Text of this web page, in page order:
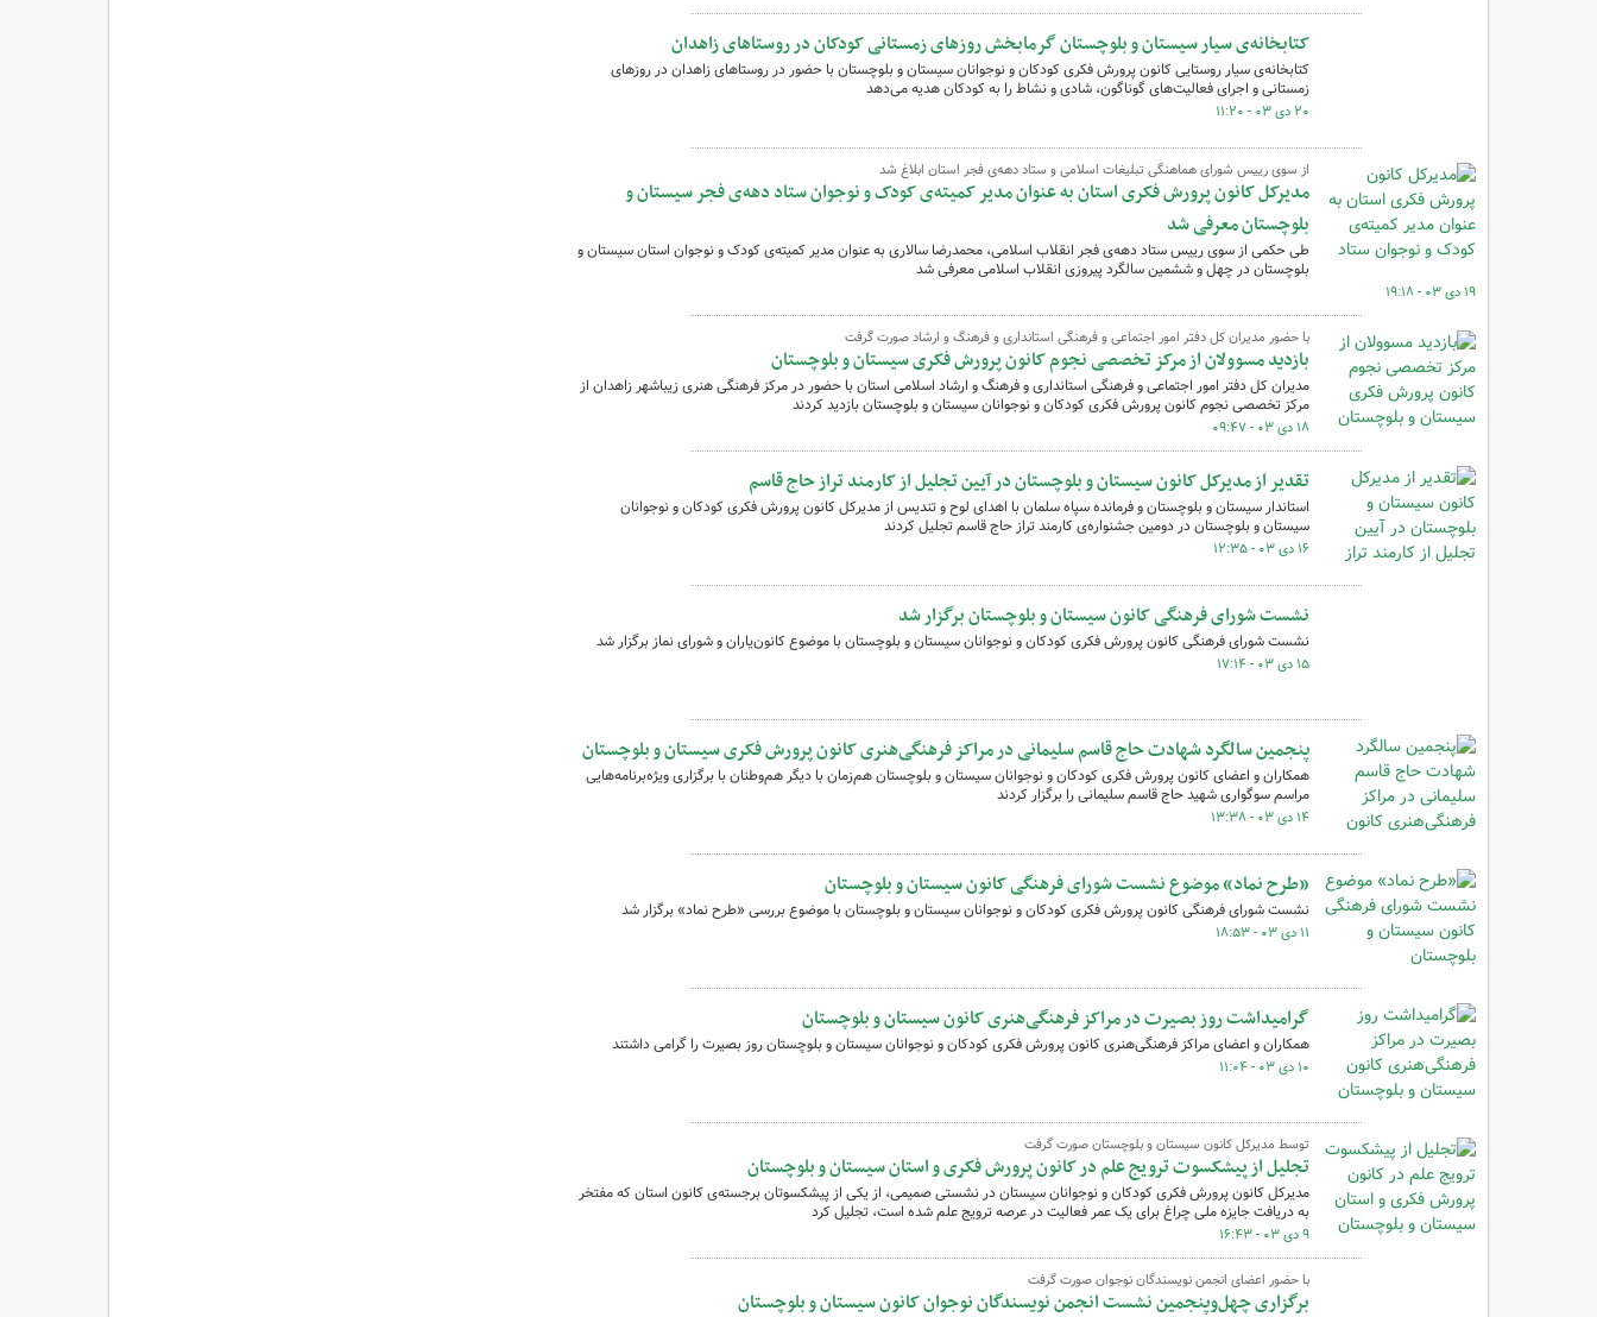
کتابخانه‌ی سیار سیستان و بلوچستان گرمابخش روزهای زمستانی کودکان در روستاهای زاهدان
کتابخانه‌ی سیار روستایی کانون پرورش فکری کودکان و نوجوانان سیستان و بلوچستان با حضور در روستاهای زاهدان در روزهای
زمستانی و اجرای فعالیت‌های گوناگون، شادی و نشاط را به کودکان هدیه می‌دهد
۲۰ دی ۰۳ - ۱۱:۲۰
از سوی رییس شورای هماهنگی تبلیغات اسلامی و ستاد دهه‌ی فجر استان ابلاغ شد
مدیرکل کانون پرورش فکری استان به عنوان مدیر کمیته‌ی کودک و نوجوان ستاد دهه‌ی فجر سیستان و
بلوچستان معرفی شد
طی حکمی از سوی رییس ستاد دهه‌ی فجر انقلاب اسلامی، محمدرضا سالاری به عنوان مدیر کمیته‌ی کودک و نوجوان استان سیستان و
بلوچستان در چهل و ششمین سالگرد پیروزی انقلاب اسلامی معرفی شد
۱۹ دی ۰۳ - ۱۹:۱۸
با حضور مدیران کل دفتر امور اجتماعی و فرهنگی استانداری و فرهنگ و ارشاد صورت گرفت
بازدید مسوولان از مرکز تخصصی نجوم کانون پرورش فکری سیستان و بلوچستان
مدیران کل دفتر امور اجتماعی و فرهنگی استانداری و فرهنگ و ارشاد اسلامی استان با حضور در مرکز فرهنگی هنری زیباشهر زاهدان از
مرکز تخصصی نجوم کانون پرورش فکری کودکان و نوجوانان سیستان و بلوچستان بازدید کردند
۱۸ دی ۰۳ - ۰۹:۴۷
تقدیر از مدیرکل کانون سیستان و بلوچستان در آیین تجلیل از کارمند تراز حاج قاسم
استاندار سیستان و بلوچستان و فرمانده سپاه سلمان با اهدای لوح و تندیس از مدیرکل کانون پرورش فکری کودکان و نوجوانان
سیستان و بلوچستان در دومین جشنواره‌ی کارمند تراز حاج قاسم تجلیل کردند
۱۶ دی ۰۳ - ۱۲:۳۵
نشست شورای فرهنگی کانون سیستان و بلوچستان برگزار شد
نشست شورای فرهنگی کانون پرورش فکری کودکان و نوجوانان سیستان و بلوچستان با موضوع کانون‌یاران و شورای نماز برگزار شد
۱۵ دی ۰۳ - ۱۷:۱۴
پنجمین سالگرد شهادت حاج قاسم سلیمانی در مراکز فرهنگی‌هنری کانون پرورش فکری سیستان و بلوچستان
همکاران و اعضای کانون پرورش فکری کودکان و نوجوانان سیستان و بلوچستان هم‌زمان با دیگر هم‌وطنان با برگزاری ویژه‌برنامه‌هایی
مراسم سوگواری شهید حاج قاسم سلیمانی را برگزار کردند
۱۴ دی ۰۳ - ۱۳:۳۸
«طرح نماد» موضوع نشست شورای فرهنگی کانون سیستان و بلوچستان
نشست شورای فرهنگی کانون پرورش فکری کودکان و نوجوانان سیستان و بلوچستان با موضوع بررسی «طرح نماد» برگزار شد
۱۱ دی ۰۳ - ۱۸:۵۳
گرامی‎داشت روز بصیرت در مراکز فرهنگی‌هنری کانون سیستان و بلوچستان
همکاران و اعضای مراکز فرهنگی‌هنری کانون پرورش فکری کودکان و نوجوانان سیستان و بلوچستان روز بصیرت را گرامی داشتند
۱۰ دی ۰۳ - ۱۱:۰۴
توسط مدیرکل کانون سیستان و بلوچستان صورت گرفت
تجلیل از پیشکسوت ترویج علم در کانون پرورش فکری و استان سیستان و بلوچستان
مدیرکل کانون پرورش فکری کودکان و نوجوانان سیستان در نشستی صمیمی، از یکی از پیشکسوتان برجسته‌ی کانون استان که مفتخر
به دریافت جایزه ملی چراغ برای یک عمر فعالیت در عرصه ترویج علم شده است، تجلیل کرد
۹ دی ۰۳ - ۱۶:۴۳
با حضور اعضای انجمن نویسندگان نوجوان صورت گرفت
برگزاری چهل‌وپنجمین نشست انجمن نویسندگان نوجوان کانون سیستان و بلوچستان